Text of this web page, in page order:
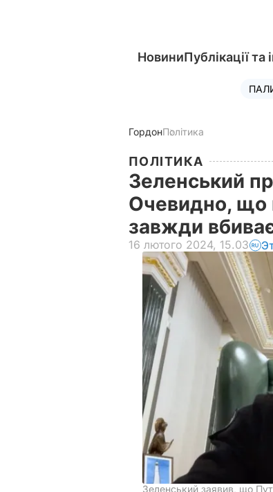
НовиниПублікації та
ГордонПолітика
ПОЛІТИКА
Зеленський
Очевидно, що
завжди
16 лютого 2024, 15.03
Зеленський заявив, що